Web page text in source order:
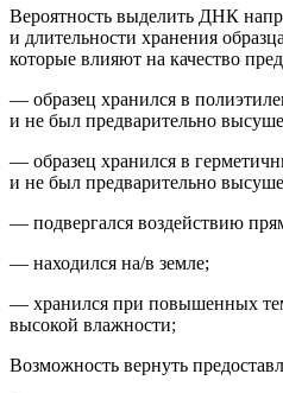
Вероятность выделить ДНК
и длительности хранения
которые влияют на качество
— образец хранился в
и не был предварительно
— образец хранился в
и не был предварительно
— подвергался воздействию
— находился на/в земле;
— хранился при повышенных
высокой влажности;
Возможность вернуть